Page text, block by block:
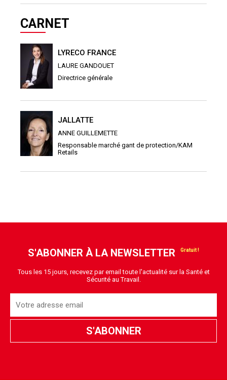
CARNET
LYRECO FRANCE
LAURE GANDOUET
Directrice générale
JALLATTE
ANNE GUILLEMETTE
Responsable marché gant de protection/KAM
Retails
S'ABONNER À LA NEWSLETTER
Tous les 15 jours, recevez par email toute l'actualité sur la Santé et
Sécurité au Travail.